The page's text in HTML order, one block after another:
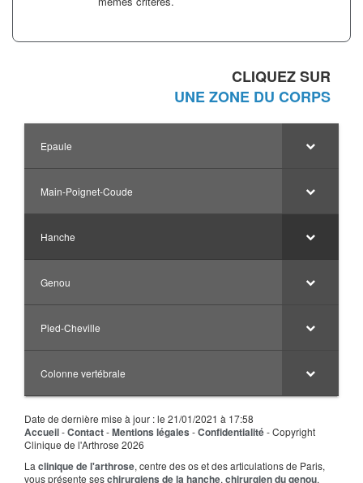
CLIQUEZ SUR
UNE ZONE DU CORPS
Epaule
Main-Poignet-Coude
Hanche
Genou
Pied-Cheville
Colonne vertébrale
Date de dernière mise à jour : le 21/01/2021 à 17:58
Accueil-Contact-Mentions légales -Confidentialité- Copyright
Clinique de l'Arthrose 2026
La clinique de l'arthrose, centre des os et des articulations de Paris,
vous présente seschirurgiens de la hanche, chirurgien du genou,